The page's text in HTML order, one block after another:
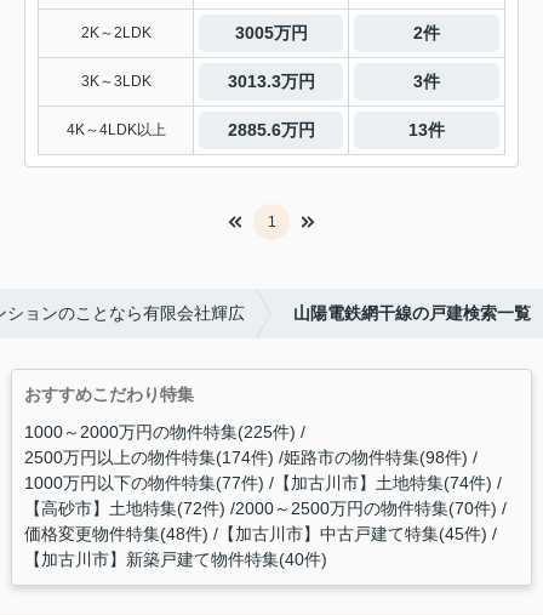
2K～2LDK 3005万円 2件
3K～3LDK 3013.3万円 3件
4K～4LDK以上 2885.6万円 13件
1
ョンのことなら有限会社輝広 山陽電鉄網干線の戸建検索一覧
おすすめこだわり特集
1000～2000万円の物件特集(225件)
2500万円以上の物件特集(174件) 姫路市の物件特集(98件)
1000万円以下の物件特集(77件) 【加古川市】土地特集(74件)
【高砂市】土地特集(72件) 2000～2500万円の物件特集(70件)
価格変更物件特集(48件) 【加古川市】中古戸建て特集(45件)
【加古川市】新築戸建て物件特集(40件)